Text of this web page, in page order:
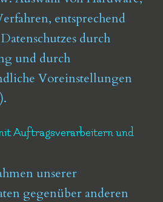
entsprechend
durch
und durch
Voreinstellungen
Auftragsverarbeitern und
unserer
gegenüber anderen